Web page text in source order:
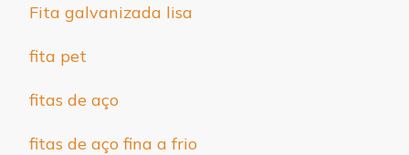
Fita galvanizada lisa
fita pet
fitas de aço
fitas de aço fina a frio